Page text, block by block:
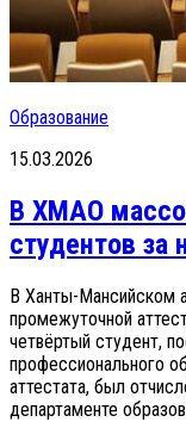
Образование
15.03.2026
В ХМАО
студентов за
В Ханты-Мансийском
промежуточной
четвёртый студент,
профессионального
аттестата, был
департаменте